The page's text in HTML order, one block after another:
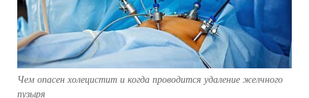
Чем опасен холецистит и когда проводится удаление желчного
пузыря